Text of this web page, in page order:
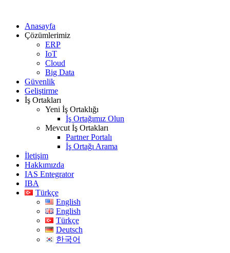
Anasayfa
Çözümlerimiz
ERP
IoT
Cloud
Big Data
Güvenlik
Geliştirme
İş Ortakları
Yeni İş Ortaklığı
İş Ortağımız Olun
Mevcut İş Ortakları
Partner Portalı
İş Ortağı Arama
İletişim
Hakkımızda
IAS Entegrator
IBA
Türkçe
English
English
Türkçe
Deutsch
한국어